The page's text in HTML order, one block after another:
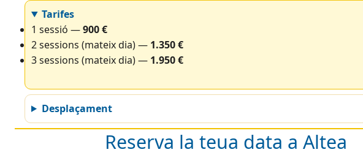
Tarifes
1 sessió —900 €
2 sessions (mateix dia) — 1.350 €
3 sessions (mateix dia) — 1.950 €
Desplaçament
Reserva la teua data a Altea